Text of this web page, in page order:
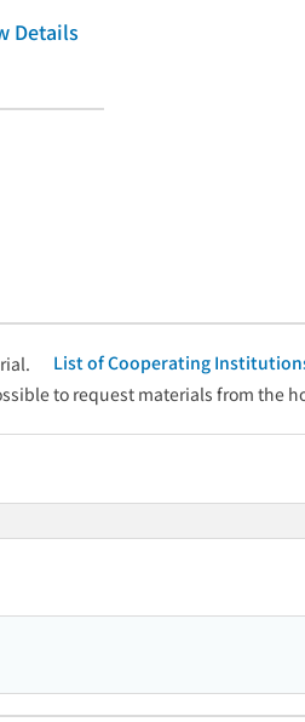
Details
List of Cooperating
to request materials from the